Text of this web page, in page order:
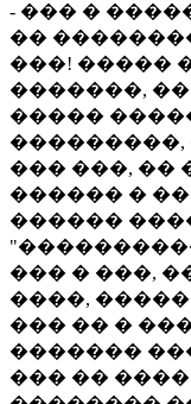
- ��� �
��
���! �����
�������,
�����
���������,
��� ���, ��
������ �
������
��� � ���,
����,
��� �� �
�������
��� ��